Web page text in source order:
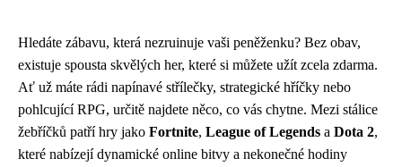
Hledáte zábavu, která nezruinuje vaši peněženku? Bez obav,
existuje spousta skvělých her, které si můžete užít zcela zdarma.
Ať už máte rádi napínavé střílečky, strategické hříčky nebo
pohlcující RPG, určitě najdete něco, co vás chytne. Mezi stálice
žebříčků patří hry jako Fortnite, League of Legends a Dota 2,
které nabízejí dynamické online bitvy a nekonečné hodiny